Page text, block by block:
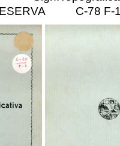
C-78 F-